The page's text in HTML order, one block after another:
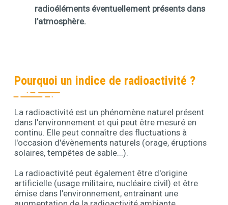
radioéléments éventuellement présents dans
l’atmosphère.
Pourquoi un indice de radioactivité ?
Contenu
La radioactivité est un phénomène naturel présent
dans l'environnement et qui peut être mesuré en
continu. Elle peut connaître des fluctuations à
l'occasion d'évènements naturels (orage, éruptions
solaires, tempêtes de sable...).
La radioactivité peut également être d'origine
artificielle (usage militaire, nucléaire civil) et être
émise dans l'environnement, entraînant une